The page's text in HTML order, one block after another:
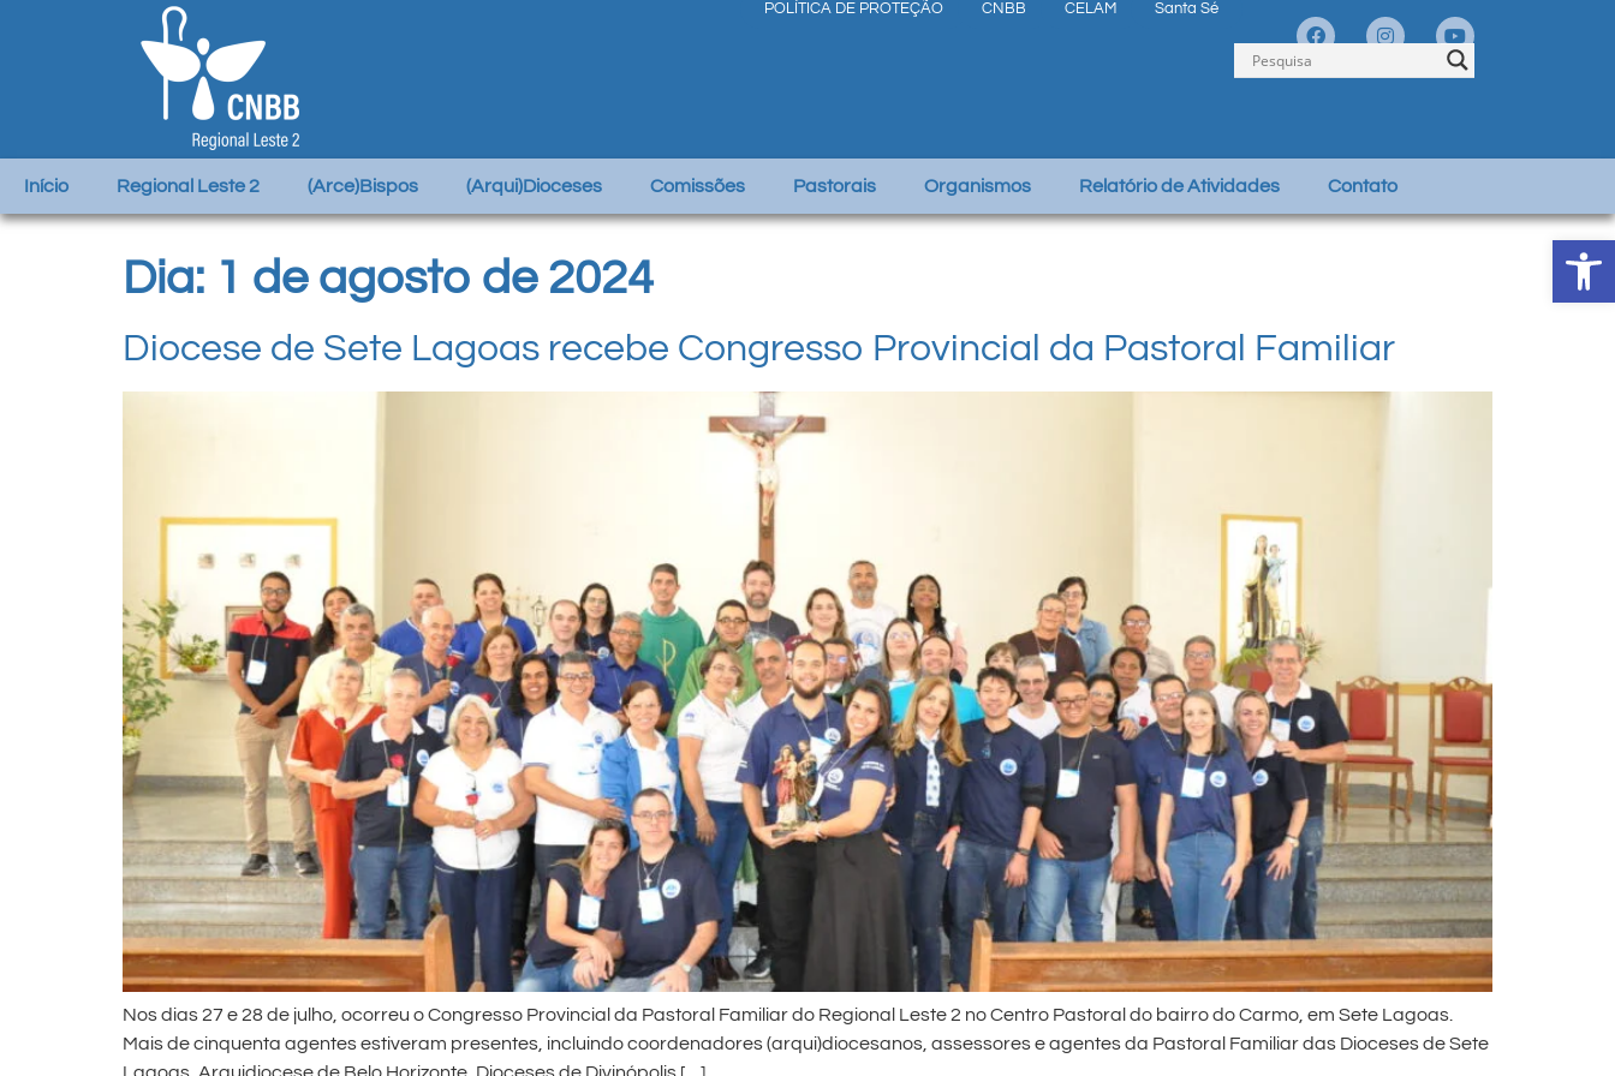
POLÍTICA DE PROTEÇÃO CNBB CELAM Santa Sé
Início Regional Leste 2 (Arce)Bispos (Arqui)Dioceses Comissões Pastorais Organismos Relatório de Atividades Contato
Dia: 1 de agosto de 2024
Diocese de Sete Lagoas recebe Congresso Provincial da Pastoral Familiar
Nos dias 27 e 28 de julho, ocorreu o Congresso Provincial da Pastoral Familiar do Regional Leste 2 no Centro Pastoral do bairro do Carmo, em Sete Lagoas.
Mais de cinquenta agentes estiveram presentes, incluindo coordenadores (arqui)diocesanos, assessores e agentes da Pastoral Familiar das Dioceses de Sete
Abrir